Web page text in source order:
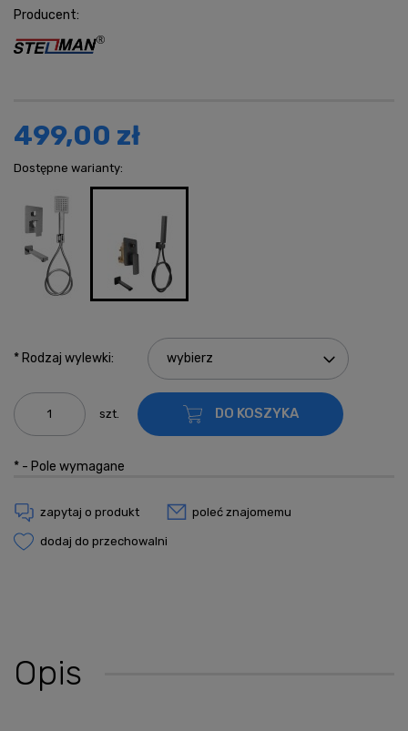
Producent:
499,00 zł
Dostępne warianty:
*Rodzaj wylewki:
szt. DO KOSZYKA
* - Pole wymagane
zapytaj o produkt poleć znajomemu
dodaj do przechowalni
Opis